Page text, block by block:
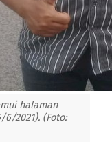
halaman
2021). (Foto: